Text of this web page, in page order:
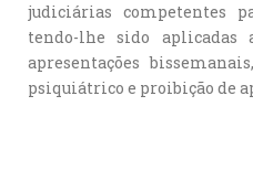
judiciárias competentes
tendo-lhe sido aplicadas
apresentações
psiquiátrico e proibição de